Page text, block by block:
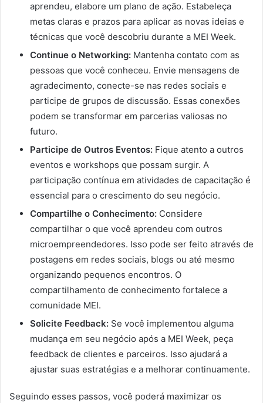
aprendeu, elabore um plano de ação. Estabeleça
metas claras e prazos para aplicar as novas ideias e
técnicas que você descobriu durante a MEI Week.
Continue o Networking: Mantenha contato com as
pessoas que você conheceu. Envie mensagens de
agradecimento, conecte-se nas redes sociais e
participe de grupos de discussão. Essas conexões
podem se transformar em parcerias valiosas no
futuro.
Participe de Outros Eventos: Fique atento a outros
eventos e workshops que possam surgir. A
participação contínua em atividades de capacitação é
essencial para o crescimento do seu negócio.
Compartilhe o Conhecimento: Considere
compartilhar o que você aprendeu com outros
microempreendedores. Isso pode ser feito através de
postagens em redes sociais, blogs ou até mesmo
organizando pequenos encontros. O
compartilhamento de conhecimento fortalece a
comunidade MEI.
Solicite Feedback: Se você implementou alguma
mudança em seu negócio após a MEI Week, peça
feedback de clientes e parceiros. Isso ajudará a
ajustar suas estratégias e a melhorar continuamente.
Seguindo esses passos, você poderá maximizar os